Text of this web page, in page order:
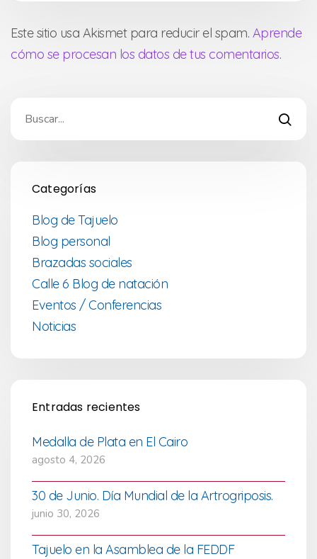
Este sitio usa Akismet para reducir el spam. Aprende
cómo se procesan los datos de tus comentarios.
Categorías
Blog de Tajuelo
Blog personal
Brazadas sociales
Calle 6 Blog de natación
Eventos / Conferencias
Noticias
Entradas recientes
Medalla de Plata en El Cairo
agosto 4, 2026
30 de Junio. Día Mundial de la Artrogriposis.
junio 30, 2026
Tajuelo en la Asamblea de la FEDDF